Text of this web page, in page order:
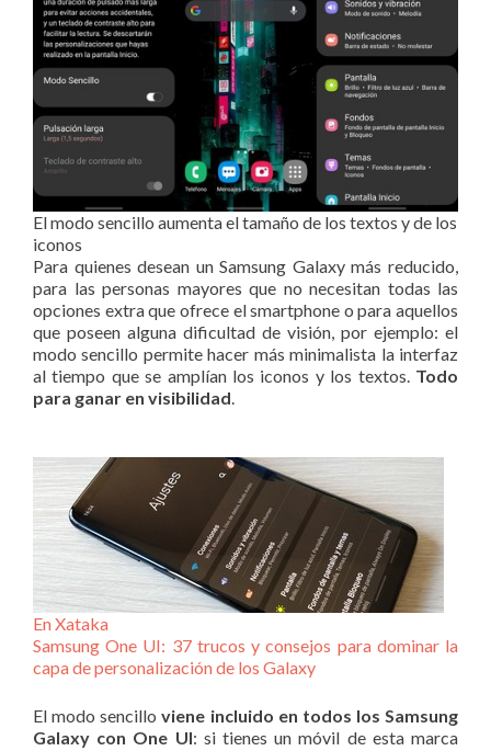
El modo sencillo aumenta el tamaño de los textos y de los
iconos
Para quienes desean un Samsung Galaxy más reducido,
para las personas mayores que no necesitan todas las
opciones extra que ofrece el smartphone o para aquellos
que poseen alguna dificultad de visión, por ejemplo: el
modo sencillo permite hacer más minimalista la interfaz
al tiempo que se amplían los iconos y los textos. Todo
para ganar en visibilidad.
En Xataka
Samsung One UI: 37 trucos y consejos para dominar la
capa de personalización de los Galaxy
El modo sencilloviene incluido en todos los Samsung
Galaxy con One UI: si tienes un móvil de esta marca